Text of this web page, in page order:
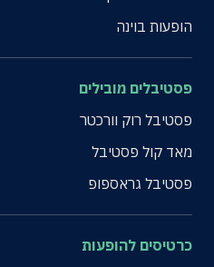
הופעות בוינה
פסטיבלים מובילים
פסטיבל רוק וורכטר
מאד קול פסטיבל
פסטיבל גראספופ
כרטיסים להופעות